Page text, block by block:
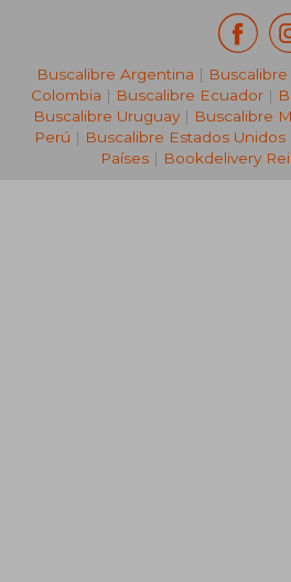
Buscalibre Argentina | Buscalibre
Colombia | Buscalibre Ecuador |
Buscalibre Uruguay| Buscalibre
Perú | Buscalibre Estados Unidos
Países | Bookdelivery